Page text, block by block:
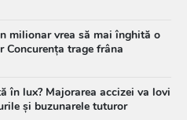
milionar vrea să mai înghită o
Concurența trage frâna
în lux? Majorarea accizei va lovi
și buzunarele tuturor